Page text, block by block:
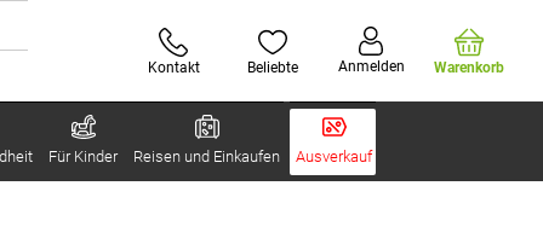
Kontakt Beliebte Anmelden Warenkorb
Für Kinder Reisen und Einkaufen Ausverkauf